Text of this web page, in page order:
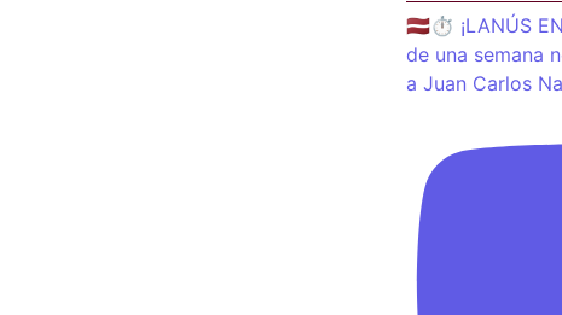
🇱🇻⏱️ ¡LANÚS
de una semana
a Juan Carlos